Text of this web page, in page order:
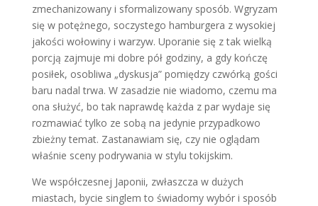
zmechanizowany i sformalizowany sposób. Wgryzam
się w potężnego, soczystego hamburgera z wysokiej
jakości wołowiny i warzyw. Uporanie się z tak wielką
porcją zajmuje mi dobre pół godziny, a gdy kończę
posiłek, osobliwa „dyskusja” pomiędzy czwórką gości
baru nadal trwa. W zasadzie nie wiadomo, czemu ma
ona służyć, bo tak naprawdę każda z par wydaje się
rozmawiać tylko ze sobą na jedynie przypadkowo
zbieżny temat. Zastanawiam się, czy nie oglądam
właśnie sceny podrywania w stylu tokijskim.
We współczesnej Japonii, zwłaszcza w dużych
miastach, bycie singlem to świadomy wybór i sposób